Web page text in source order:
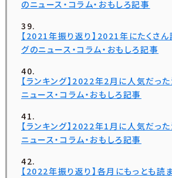
のニュース・コラム・おもしろ記事
【2021年振り返り】2021年にたくさ
グのニュース・コラム・おもしろ記事
【ランキング】2022年2月に人気だっ
ニュース・コラム・おもしろ記事
【ランキング】2022年1月に人気だっ
ニュース・コラム・おもしろ記事
【2022年振り返り】各月にもっとも読